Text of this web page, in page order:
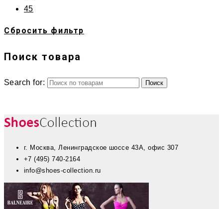
45
Сбросить фильтр
Поиск товара
Search for:
г. Москва, Ленинградское шоссе 43А, офис 307
+7 (495) 740-2164
info@shoes-collection.ru